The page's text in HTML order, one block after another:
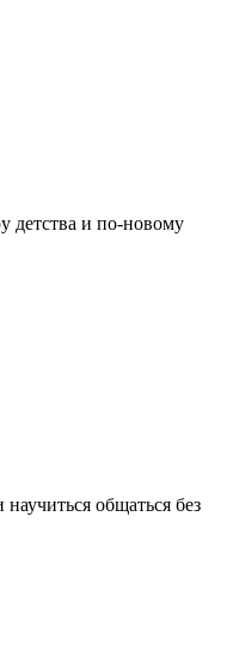
детства и по-новому
общаться без